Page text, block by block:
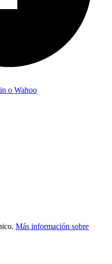
o Wahoo
Más información sobre